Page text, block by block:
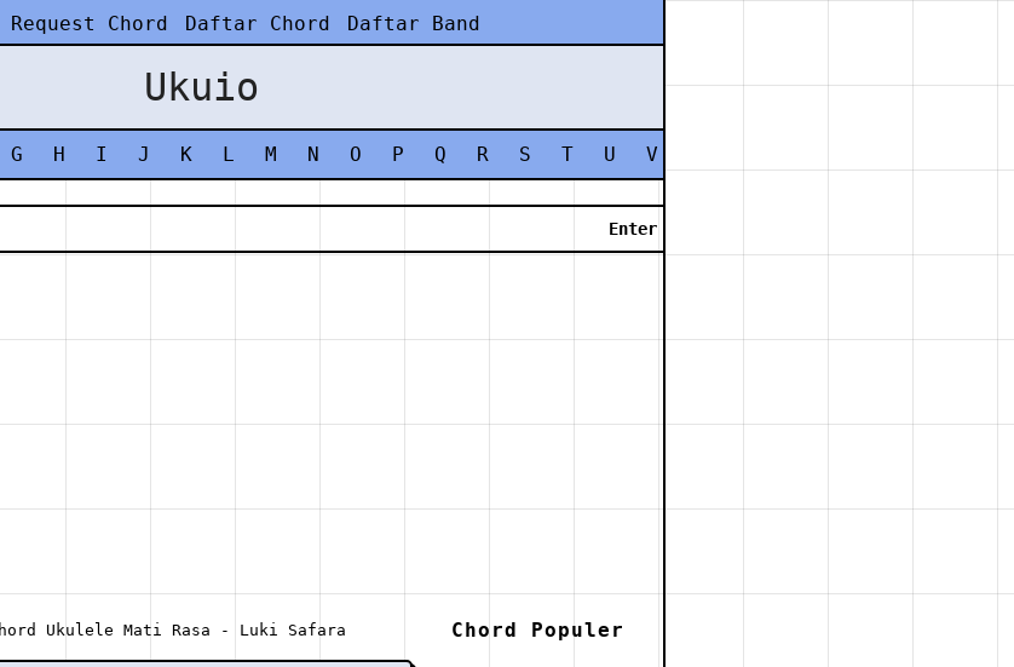
Request Chord Daftar Chord Daftar Band
Ukuio
G H I J K L M N O P Q R S T U V
Ukulele Mati Rasa - Luki Safara Chord Populer